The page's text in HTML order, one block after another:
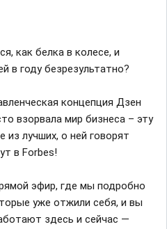
как белка в колесе, и
в году безрезультатно?
концепция Дзен
взорвала мир бизнеса – эту
лучших, о ней говорят
в Forbes!
эфир, где мы подробно
уже отжили себя, и вы
здесь и сейчас —